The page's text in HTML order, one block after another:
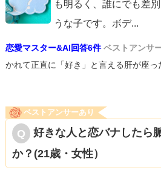
も明るく、誰にでも差
うな子です。ボデ...
恋愛マスター&AI回答6件 ベストアンサ
かれて正直に「好き」と言える肝が座っ
ベストアンサーあり
好きな人と恋バナしたら
か？(21歳・女性）